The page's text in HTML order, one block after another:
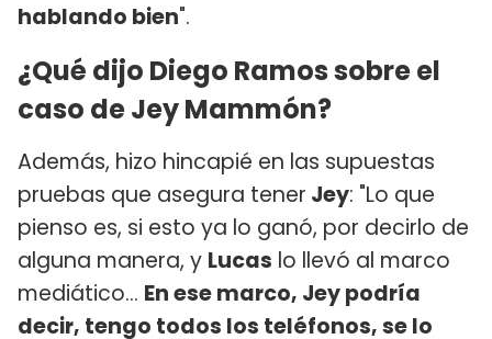
hablando bien".
¿Qué dijo Diego Ramos sobre el
caso de Jey Mammón?
Además, hizo hincapié en las supuestas
pruebas que asegura tener Jey: "Lo que
pienso es, si esto ya lo ganó, por decirlo de
alguna manera, y Lucas lo llevó al marco
mediático... En ese marco, Jey podría
decir, tengo todos los teléfonos, se lo